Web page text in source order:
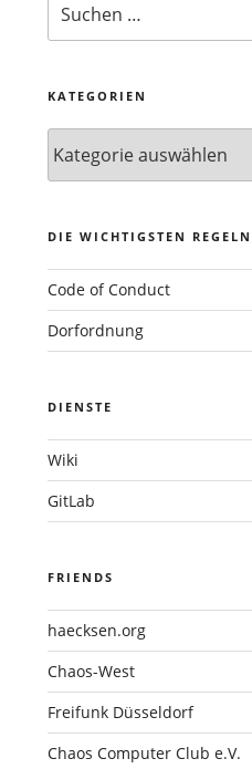
nach:
KATEGORIEN
DIE WICHTIGSTEN REGELN
Code of Conduct
Dorfordnung
DIENSTE
Wiki
GitLab
FRIENDS
haecksen.org
Chaos-West
Freifunk Düsseldorf
Chaos Computer Club e.V.